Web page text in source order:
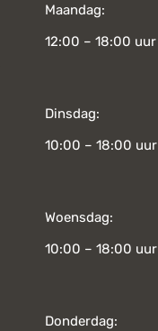
Maandag:
12:00 – 18:00 uur
Dinsdag:
10:00 – 18:00 uur
Woensdag:
10:00 – 18:00 uur
Donderdag: